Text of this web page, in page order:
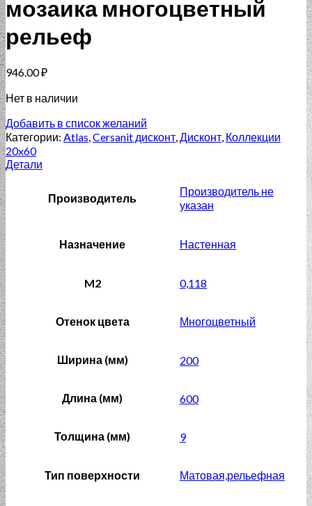
мозаика многоцветный
рельеф
946.00₽
Нет в наличии
Добавить в список желаний
Категории: Atlas,Cersanit дисконт,Дисконт, Коллекции
20x60
Детали
Производитель
Производитель не
указан
Назначение Настенная
M2 0,118
Отенок цвета Многоцветный
Ширина (мм) 200
Длина (мм) 600
Толщина (мм) 9
Тип поверхности Матовая,рельефная